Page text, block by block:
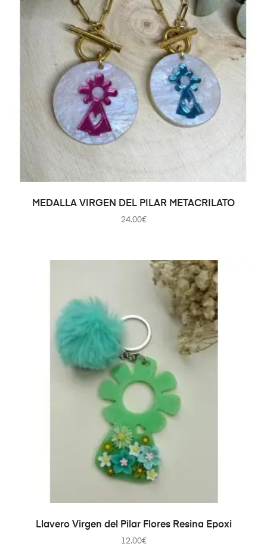
SELECCIONAR OPCIONES
MEDALLA VIRGEN DEL PILAR METACRILATO
24.00€
AÑADIR AL CARRITO
Llavero Virgen del Pilar Flores Resina Epoxi
12.00€